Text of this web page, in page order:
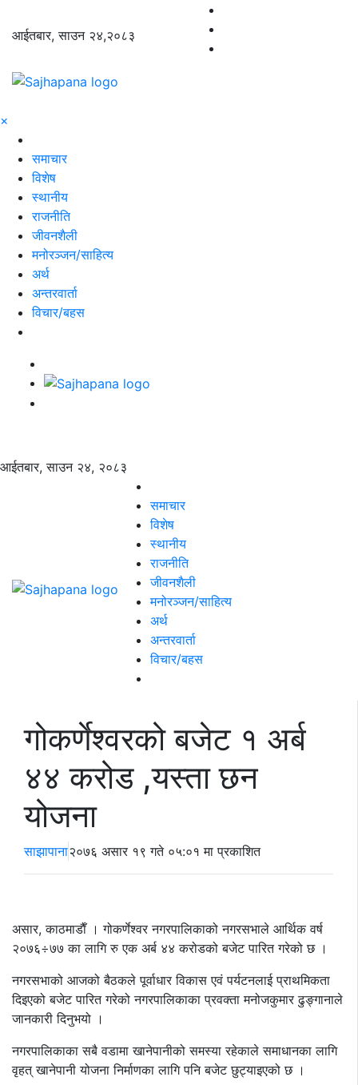
आईतबार, साउन २४,२०८३
×
समाचार
विशेष
स्थानीय
राजनीति
जीवनशैली
मनोरञ्जन/साहित्य
अर्थ
अन्तरवार्ता
विचार/बहस
आईतबार, साउन २४, २०८३
समाचार
विशेष
स्थानीय
राजनीति
जीवनशैली
मनोरञ्जन/साहित्य
अर्थ
अन्तरवार्ता
विचार/बहस
गोकर्णेश्वरको बजेट १ अर्ब
४४ करोड ,यस्ता छन
योजना
साझापाना२०७६ असार १९ गते ०५:०१ मा प्रकाशित
असार, काठमाडाैँ । गोकर्णेश्वर नगरपालिकाको नगरसभाले आर्थिक वर्ष
२०७६÷७७ का लागि रु एक अर्ब ४४ करोडको बजेट पारित गरेको छ ।
नगरसभाको आजको बैठकले पूर्वाधार विकास एवं पर्यटनलाई प्राथमिकता
दिइएको बजेट पारित गरेको नगरपालिकाका प्रवक्ता मनोजकुमार ढुङ्गानाले
जानकारी दिनुभयो ।
नगरपालिकाका सबै वडामा खानेपानीको समस्या रहेकाले समाधानका लागि
वृहत् खानेपानी योजना निर्माणका लागि पनि बजेट छुट्याइएको छ ।